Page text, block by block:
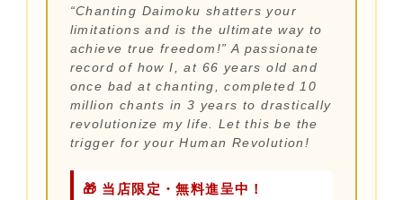
“Chanting Daimoku shatters your
limitations and is the ultimate way to
achieve true freedom!” A passionate
record of how I, at 66 years old and
once bad at chanting, completed 10
million chants in 3 years to drastically
revolutionize my life. Let this be the
trigger for your Human Revolution!
🎁 当店限定・無料進呈中！